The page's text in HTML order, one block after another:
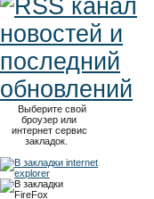
Выберите свой
броузер или
интернет сервис
закладок.